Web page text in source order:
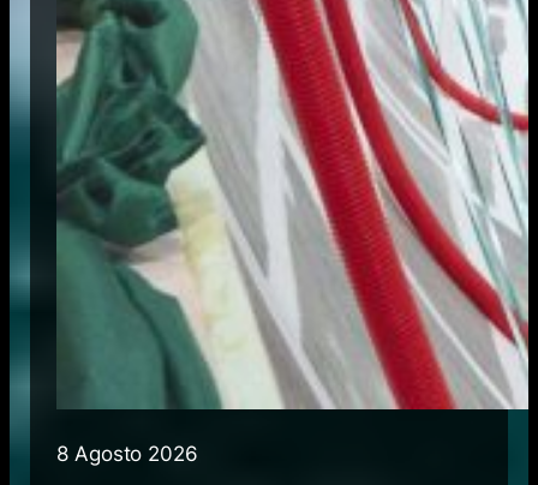
8 Agosto 2026